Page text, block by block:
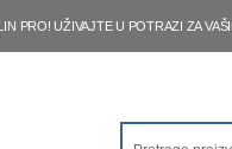
PRO! UŽIVAJTE U POTRAZI ZA